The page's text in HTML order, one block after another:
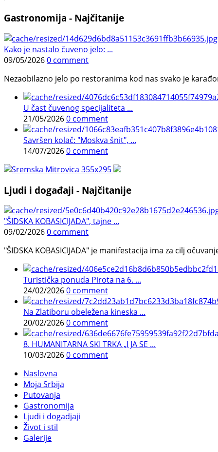
Gastronomija - Najčitanije
Kako je nastalo čuveno jelo: ...
09/05/20260 comment
Nezaobilazno jelo po restoranima kod nas svako je
U čast čuvenog specijaliteta ...
21/05/20260 comment
Savršen kolač: "Moskva šnit", ...
14/07/20260 comment
Ljudi i događaji - Najčitanije
"ŠIDSKA KOBASICIJADA", tajne ...
09/02/20260 comment
"ŠIDSKA KOBASICIJADA" je manifestacija ima za cilj
Turistička ponuda Pirota na 6. ...
24/02/20260 comment
Na Zlatiboru obeležena kineska ...
20/02/20260 comment
8. HUMANITARNA SKI TRKA „I JA SE ...
10/03/20260 comment
Naslovna
Moja Srbija
Putovanja
Gastronomija
Ljudi i dogadjaji
Život i stil
Galerije